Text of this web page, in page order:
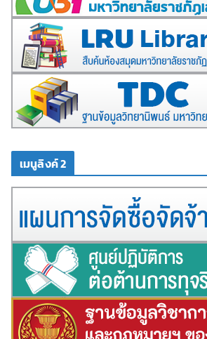
เมนูลิงค์ 2